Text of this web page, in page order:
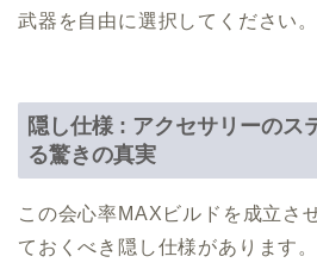
武器を自由に選択してください。
隠し仕様 : アクセサリーのス
る驚きの真実
この会心率MAXビルドを成立さ
ておくべき隠し仕様があります。